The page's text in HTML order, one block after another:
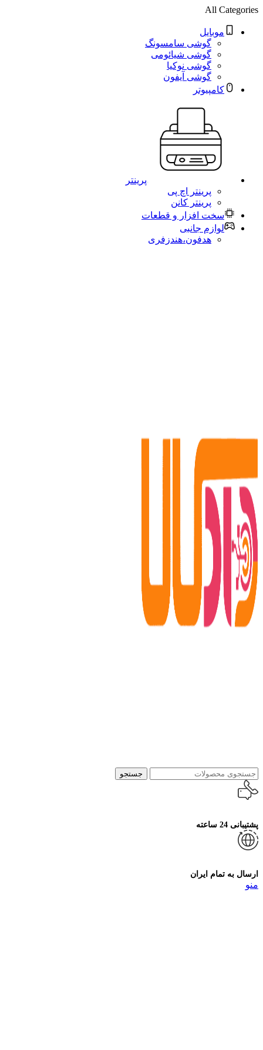
All Categories
موبایل
گوشی سامسونگ
گوشی شیائومی
گوشی نوکیا
گوشی آیفون
کامپیوتر
پرینتر
پرینتر اچ پی
پرینتر کانن
سخت افزار و قطعات
لوازم جانبی
هدفون،هندزفری
جستجو
پشتیبانی 24 ساعته
ارسال به تمام ایران
منو